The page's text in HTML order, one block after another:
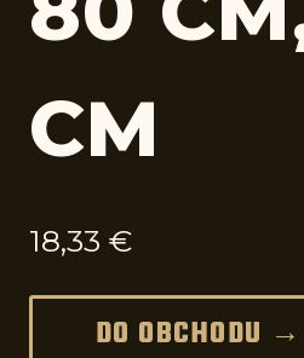
CM
18,33 €
DO OBCHODU →